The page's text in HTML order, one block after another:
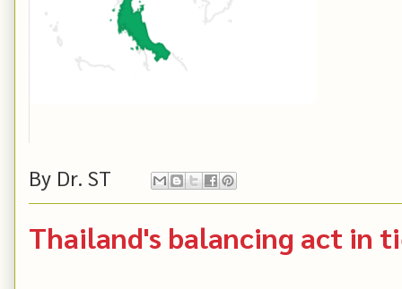
By Dr. ST
Thailand's balancing act in